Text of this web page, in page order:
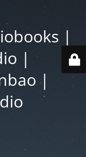
|
|
|